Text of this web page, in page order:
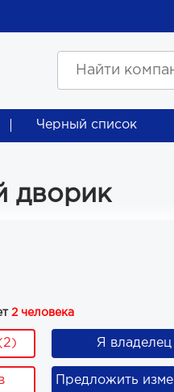
Черный список
дворик
2 человека
Я владелец
Предложить